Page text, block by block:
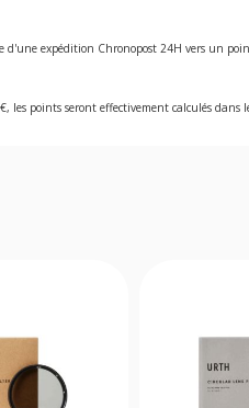
expédition Chronopost 24H vers un
les points seront effectivement calculés dans